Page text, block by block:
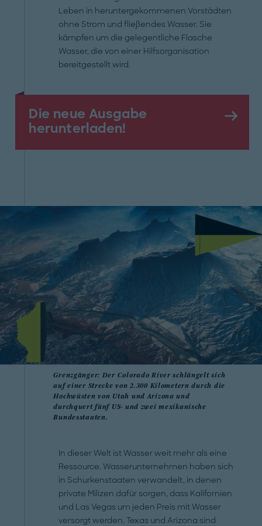
Leben in heruntergekommenen Vorstädten
ohne Strom und fließendes Wasser. Sie
kämpfen um die gelegentliche Flasche
Wasser, die von einer Hilfsorganisation
bereitgestellt wird.
Die neue Ausgabe
herunterladen!
Grenzgänger: Der Colorado River schlängelt sich
auf einer Strecke von 2.300 Kilometern durch die
Hochwüsten von Utah und Arizona und
durchquert fünf US- und zwei mexikanische
Bundesstaaten.
In dieser Welt ist Wasser weit mehr als eine
Ressource. Wasserunternehmen haben sich
in Schurkenstaaten verwandelt, in denen
private Milizen dafür sorgen, dass Kalifornien
und Las Vegas um jeden Preis mit Wasser
versorgt werden. Texas und Arizona sind